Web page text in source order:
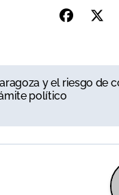
y el riesgo de
político